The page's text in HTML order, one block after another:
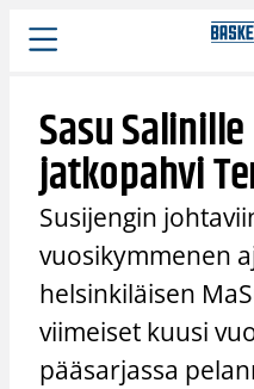
Siirry
sisältöön
Sasu
jatkopahvi
Susijengin
vuosikymmenen
helsinkiläisen
viimeiset kuusi
pääsarjassa